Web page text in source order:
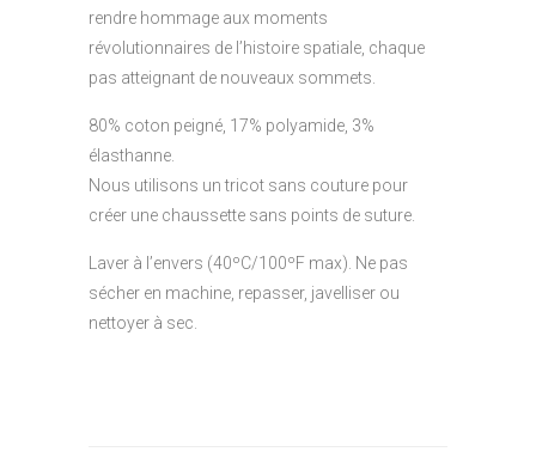
rendre hommage aux moments
révolutionnaires de l’histoire spatiale, chaque
pas atteignant de nouveaux sommets.
80% coton peigné, 17% polyamide, 3%
élasthanne.
Nous utilisons un tricot sans couture pour
créer une chaussette sans points de suture.
Laver à l’envers (40ºC/100ºF max). Ne pas
sécher en machine, repasser, javelliser ou
nettoyer à sec.